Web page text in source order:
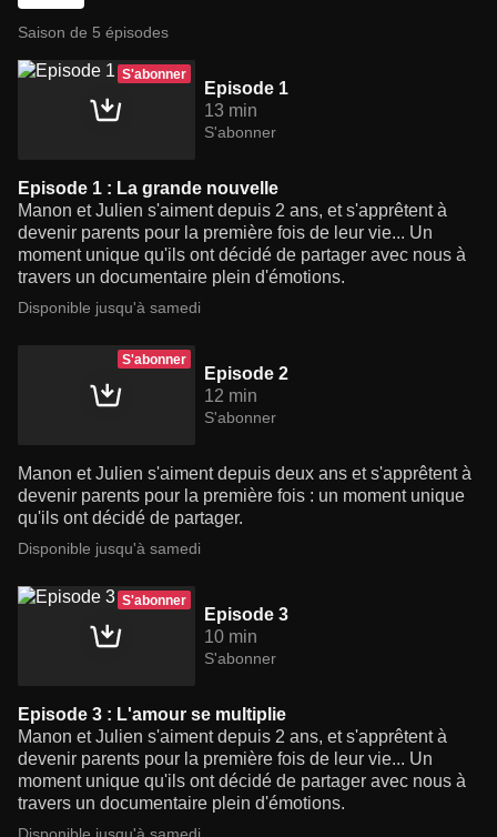
Saison de 5 épisodes
S'abonner
Episode 1
13 min
S'abonner
Episode 1 : La grande nouvelle
Manon et Julien s'aiment depuis 2 ans, et s'apprêtent à
devenir parents pour la première fois de leur vie... Un
moment unique qu'ils ont décidé de partager avec nous à
travers un documentaire plein d'émotions.
Disponible jusqu'à samedi
S'abonner
Episode 2
12 min
S'abonner
Manon et Julien s'aiment depuis deux ans et s'apprêtent à
devenir parents pour la première fois : un moment unique
qu'ils ont décidé de partager.
Disponible jusqu'à samedi
S'abonner
Episode 3
10 min
S'abonner
Episode 3 : L'amour se multiplie
Manon et Julien s'aiment depuis 2 ans, et s'apprêtent à
devenir parents pour la première fois de leur vie... Un
moment unique qu'ils ont décidé de partager avec nous à
travers un documentaire plein d'émotions.